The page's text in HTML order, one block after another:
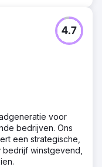
4.7
voor
bedrijven. Ons
een strategische,
winstgevend,